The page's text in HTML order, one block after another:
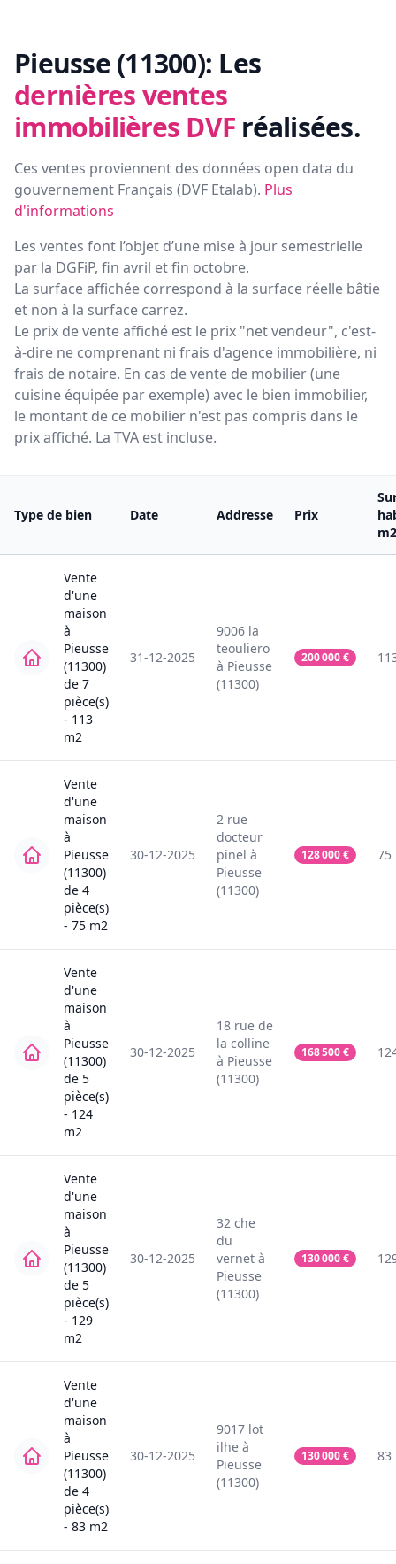
Pieusse (11300): Les
dernières ventes
immobilières DVF réalisées.
Ces ventes proviennent des données open data du
gouvernement Français (DVF Etalab). Plus
d'informations
Les ventes font l’objet d’une mise à jour semestrielle
par la DGFiP, fin avril et fin octobre.
La surface affichée correspond à la surface réelle bâtie
et non à la surface carrez.
Le prix de vente affiché est le prix "net vendeur", c'est-
à-dire ne comprenant ni frais d'agence immobilière, ni
frais de notaire. En cas de vente de mobilier (une
cuisine équipée par exemple) avec le bien immobilier,
le montant de ce mobilier n'est pas compris dans le
prix affiché. La TVA est incluse.
Type de bien Date Addresse Prix
m2
Vente
d'une
maison
à
Pieusse
(11300)
de 7
pièce(s)
- 113
m2
31-12-2025
9006 la
teouliero
à Pieusse
(11300)
200 000€
Vente
d'une
maison
à
Pieusse
(11300)
de 4
pièce(s)
- 75 m2
30-12-2025
2 rue
docteur
pinel à
Pieusse
(11300)
128 000€ 75
Vente
d'une
maison
à
Pieusse
(11300)
de 5
pièce(s)
- 124
m2
30-12-2025
18 rue de
la colline
à Pieusse
(11300)
168 500€
Vente
d'une
maison
à
Pieusse
(11300)
de 5
pièce(s)
- 129
m2
30-12-2025
32 che
du
vernet à
Pieusse
(11300)
130 000€
Vente
d'une
maison
à
Pieusse
(11300)
de 4
pièce(s)
- 83 m2
30-12-2025
9017 lot
ilhe à
Pieusse
(11300)
130 000€ 83